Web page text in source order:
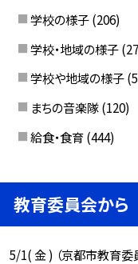
学校の様子 (206)
学校・地域の様子
学校や地域の様子
まちの音楽隊 (120)
給食・食育 (444)
教育委員会から
5/1( 金 ) （京都市教育委